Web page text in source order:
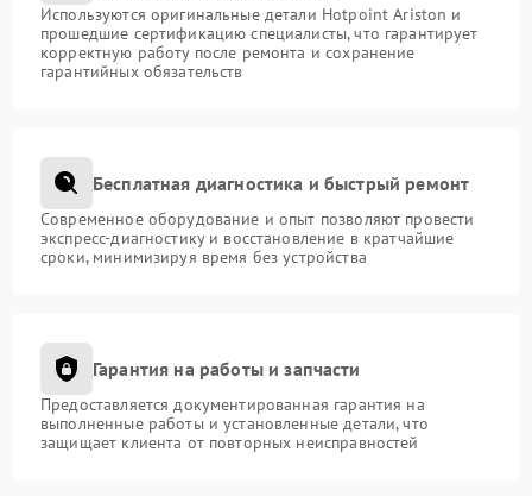
Используются оригинальные детали Hotpoint Ariston и
прошедшие сертификацию специалисты, что гарантирует
корректную работу после ремонта и сохранение
гарантийных обязательств
Бесплатная диагностика и быстрый ремонт
Современное оборудование и опыт позволяют провести
экспресс-диагностику и восстановление в кратчайшие
сроки, минимизируя время без устройства
Гарантия на работы и запчасти
Предоставляется документированная гарантия на
выполненные работы и установленные детали, что
защищает клиента от повторных неисправностей